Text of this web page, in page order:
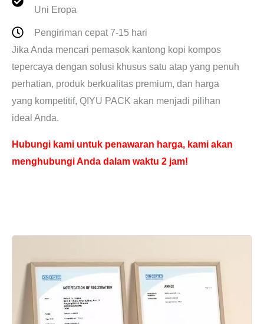
Uni Eropa
Pengiriman cepat 7-15 hari
Jika Anda mencari pemasok kantong kopi kompos
tepercaya dengan solusi khusus satu atap yang penuh
perhatian, produk berkualitas premium, dan harga
yang kompetitif, QIYU PACK akan menjadi pilihan
ideal Anda.
Hubungi kami untuk penawaran harga, kami akan
menghubungi Anda dalam waktu 2 jam!